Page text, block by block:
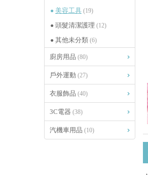
美容工具 (19)
頭髮清潔護理 (12)
其他未分類 (6)
廚房用品 (80)
戶外運動 (27)
衣服飾品 (40)
3C電器 (38)
汽機車用品 (10)